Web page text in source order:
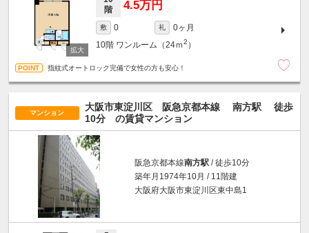
階
4.5万円
敷 0 礼
0ヶ月
10階 ワンルーム（24ｍ2 ）
指紋式オートロック完備で女性の方も安心！
マンション
大阪市東淀川区 阪急京都本線 南方駅
徒歩
10分 の賃貸マンション
阪急京都本線南方駅 / 徒歩10分
築年月1974年10月 / 11階建
大阪府大阪市東淀川区東中島1